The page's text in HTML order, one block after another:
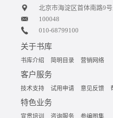
北京市海淀区首体南路9
100048
010-68799100
关于书库
书库介绍 简明目录 营销网络
客户服务
技术支持 试用申请 意见反馈
特色业务